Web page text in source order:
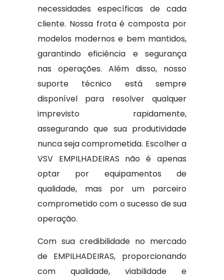
necessidades específicas de cada
cliente. Nossa frota é composta por
modelos modernos e bem mantidos,
garantindo eficiência e segurança
nas operações. Além disso, nosso
suporte técnico está sempre
disponível para resolver qualquer
imprevisto rapidamente,
assegurando que sua produtividade
nunca seja comprometida. Escolher a
VSV EMPILHADEIRAS não é apenas
optar por equipamentos de
qualidade, mas por um parceiro
comprometido com o sucesso de sua
operação.
Com sua credibilidade no mercado
de EMPILHADEIRAS, proporcionando
com qualidade, viabilidade e